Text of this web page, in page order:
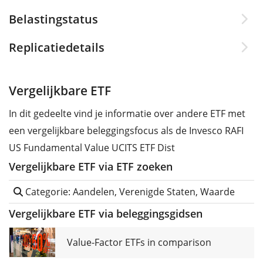
Belastingstatus
Replicatiedetails
Vergelijkbare ETF
In dit gedeelte vind je informatie over andere ETF met
een vergelijkbare beleggingsfocus als de Invesco RAFI
US Fundamental Value UCITS ETF Dist
Vergelijkbare ETF via ETF zoeken
Categorie: Aandelen, Verenigde Staten, Waarde
Vergelijkbare ETF via beleggingsgidsen
Value-Factor ETFs in comparison